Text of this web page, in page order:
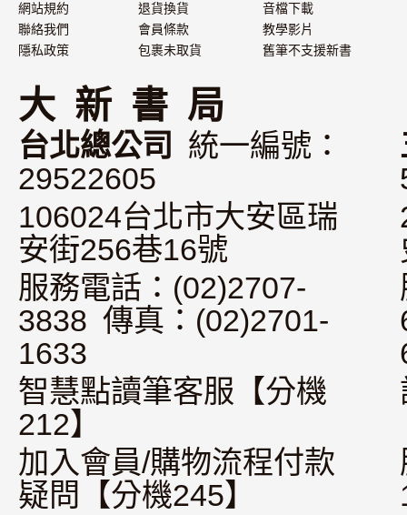
網站規約
聯絡我們
隱私政策
退貨換貨
會員條款
包裹未取貨
音檔下載
教學影片
舊筆不支援新書
大 新 書 局
台北總公司
統一編號：
29522605
106024台北市大安區瑞
安街256巷16號
服務電話：(02)2707-
3838 傳真：(02)2701-
1633
智慧點讀筆客服【分機
212】
加入會員/購物流程付款
疑問【分機245】